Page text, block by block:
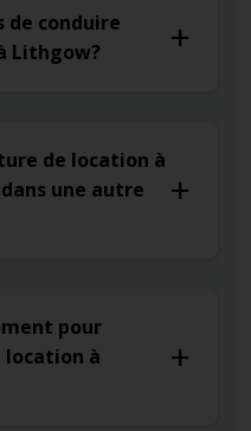
de conduire
Lithgow?
de location à
une autre
pour
location à